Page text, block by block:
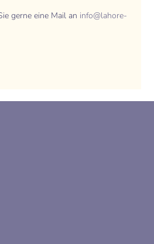
gerne eine Mail an info@lahore-